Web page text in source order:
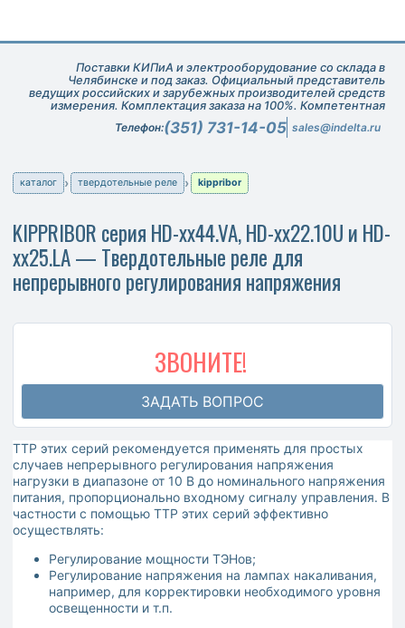
Поставки КИПиА и электрооборудование со склада в
Челябинске и под заказ. Официальный представитель
ведущих российских и зарубежных производителей средств
измерения. Комплектация заказа на 100%. Компетентная
техническая поддержка при подборе оборудования.
Телефон:(351) 731-14-05 sales@indelta.ru
каталог твердотельные реле kippribor
KIPPRIBOR серия HD-xx44.VA, HD-xx22.10U и HD-
xx25.LA — Твердотельные реле для
непрерывного регулирования напряжения
ЗВОНИТЕ!
ЗАДАТЬ ВОПРОС
ТТР этих серий рекомендуется применять для простых
случаев непрерывного регулирования напряжения
нагрузки в диапазоне от 10 В до номинального напряжения
питания, пропорционально входному сигналу управления. В
частности с помощью ТТР этих серий эффективно
осуществлять:
Регулирование мощности ТЭНов;
Регулирование напряжения на лампах накаливания,
например, для корректировки необходимого уровня
освещенности и т.п.